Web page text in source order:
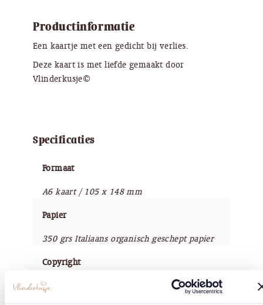
Productinformatie
Een kaartje met een gedicht bij verlies.
Deze kaart is met liefde gemaakt door
Vlinderkusje©
Specificaties
Formaat
A6 kaart / 105 x 148 mm
Papier
350 grs Italiaans organisch geschept papier
Copyright
Vlinderkusje®